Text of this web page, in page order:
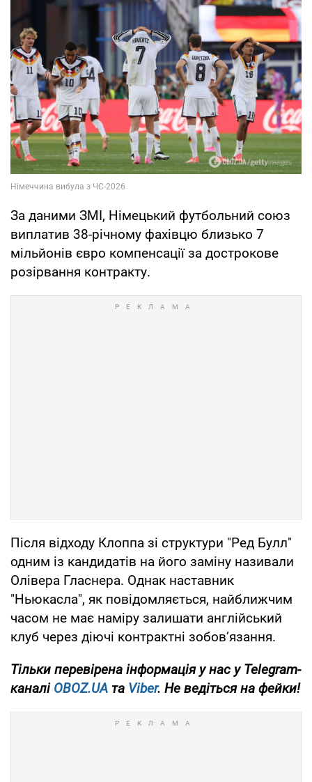
За даними ЗМІ, Німецький футбольний союз
виплатив 38-річному фахівцю близько 7
мільйонів євро компенсації за дострокове
розірвання контракту.
Після відходу Клоппа зі структури "Ред Булл"
одним із кандидатів на його заміну називали
Олівера Гласнера. Однак наставник
"Ньюкасла", як повідомляється, найближчим
часом не має наміру залишати англійський
клуб через діючі контрактні зобов’язання.
Тільки перевірена інформація у нас у Telegram-
каналі OBOZ.UA та Viber. Не ведіться на фейки!